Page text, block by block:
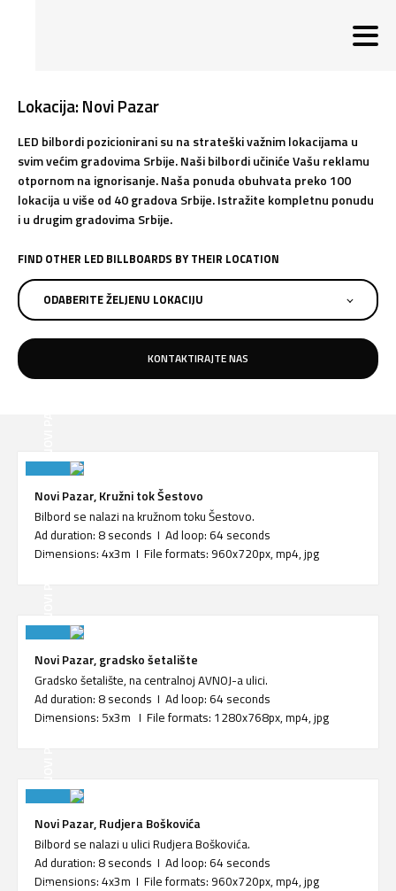
Lokacija: Novi Pazar
LED bilbordi pozicionirani su na strateški važnim lokacijama u
svim većim gradovima Srbije. Naši bilbordi učiniće Vašu reklamu
otpornom na ignorisanje. Naša ponuda obuhvata preko 100
lokacija u više od 40 gradova Srbije. Istražite kompletnu ponudu
i u drugim gradovima Srbije.
FIND OTHER LED BILLBOARDS BY THEIR LOCATION
ODABERITE ŽELJENU LOKACIJU
KONTAKTIRAJTE NAS
Novi Pazar, Kružni tok Šestovo
Bilbord se nalazi na kružnom toku Šestovo.
Ad duration: 8 seconds I Ad loop: 64 seconds
Dimensions: 4x3m I File formats: 960x720px, mp4, jpg
Novi Pazar, gradsko šetalište
Gradsko šetalište, na centralnoj AVNOJ-a ulici.
Ad duration: 8 seconds I Ad loop: 64 seconds
Dimensions: 5x3m I File formats: 1280x768px, mp4, jpg
Novi Pazar, Rudjera Boškovića
Bilbord se nalazi u ulici Rudjera Boškovića.
Ad duration: 8 seconds I Ad loop: 64 seconds
Dimensions: 4x3m I File formats: 960x720px, mp4, jpg